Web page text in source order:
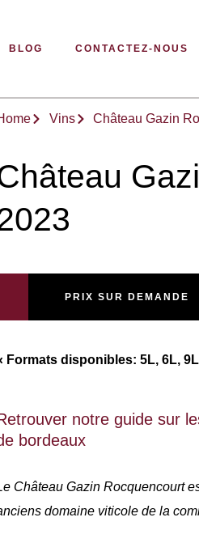
BLOG CONTACTEZ-NOUS
Vins Château Gazin
PRIX SUR DEMANDE
Formats disponibles: 5L, 6L,
notre guide sur
bordeaux
Château Gazin Rocquencourt
domaine viticole de la